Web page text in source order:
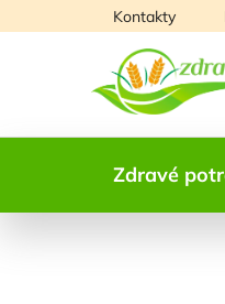
na
Kontakty
Zdravé